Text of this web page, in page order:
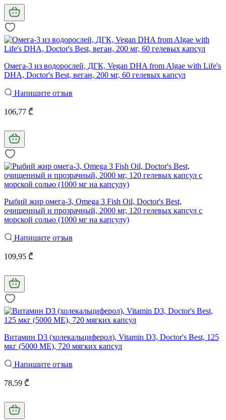
Омега-3 из водорослей, ДГК, Vegan DHA from Algae with Life's
DHA, Doctor's Best, веган, 200 мг, 60 гелевых капсул
Напишите отзыв
106,77 ₾
Рыбий жир омега-3, Omega 3 Fish Oil, Doctor's Best,
очищенный и прозрачный, 2000 мг, 120 гелевых капсул с
морской солью (1000 мг на капсулу)
Напишите отзыв
109,95 ₾
Витамин D3 (холекальциферол), Vitamin D3, Doctor's Best, 125
мкг (5000 МЕ), 720 мягких капсул
Напишите отзыв
78,59 ₾